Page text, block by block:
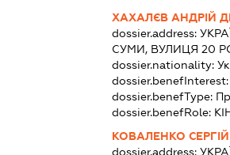
ХАХАЛЄВ АНДРІЙ
dossier.address:
СУМИ, ВУЛИЦЯ 20
dossier.nationality:
dossier.benefType:
dossier.benefRole:
КОВАЛЕНКО
dossier.address: